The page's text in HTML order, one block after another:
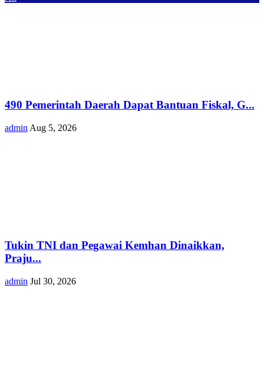
490 Pemerintah Daerah Dapat Bantuan Fiskal, G...
admin Aug 5, 2026
Tukin TNI dan Pegawai Kemhan Dinaikkan,
Praju...
admin Jul 30, 2026